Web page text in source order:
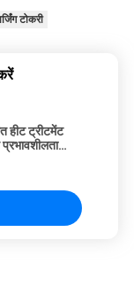
टोकरी
हीट ट्रीटमेंट